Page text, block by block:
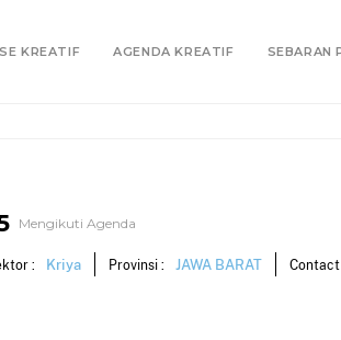
KREATIF AGENDA KREATIF SEBARAN
Mengikuti Agenda
: Kriya Provinsi : JAWA BARAT Contact